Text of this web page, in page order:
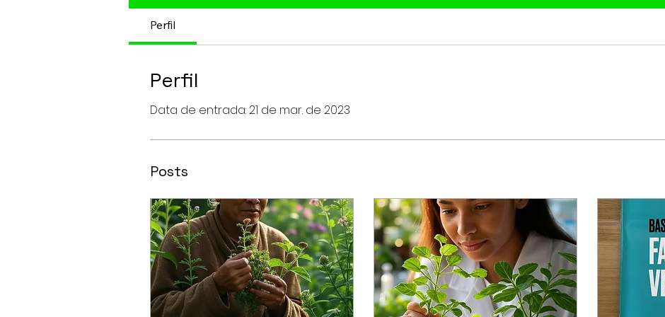
Perfil
Perfil
Data de entrada: 21 de mar. de 2023
Posts